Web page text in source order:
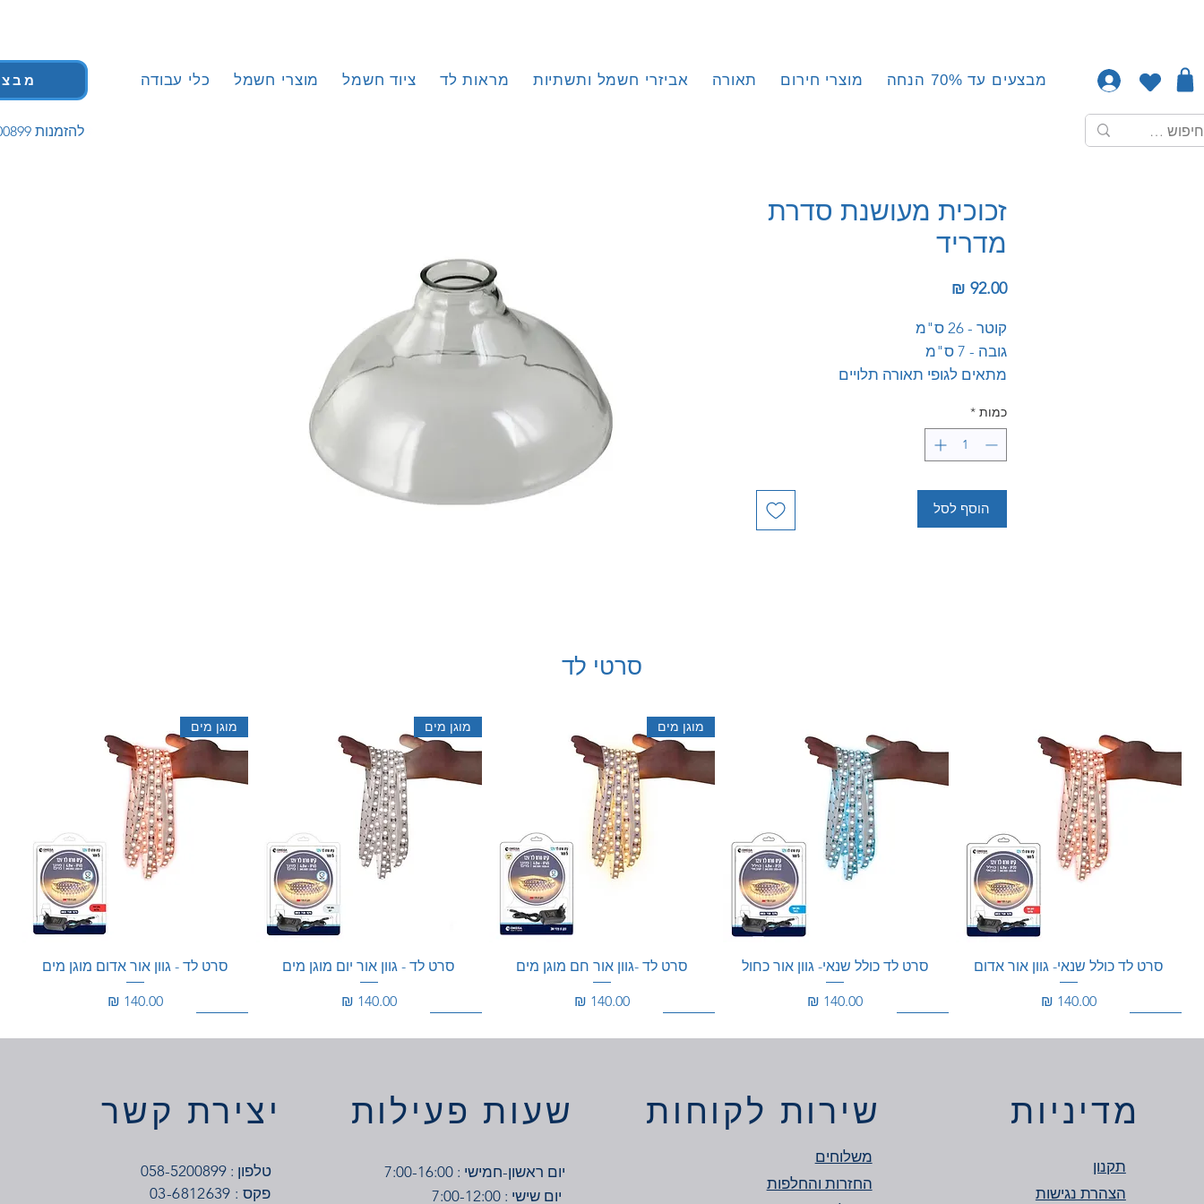
| 058-5200899 להזמנות
כלי עבודה מוצרי חשמל ציוד חשמל מראות לד אביזרי חשמל ותשתיות תאורה מוצרי חירום מבצעים עד 70% הנחה
זכוכית מעושנת סדרת
מדריד
‏92.00 ‏₪
קוטר - 26 ס"מ
גובה - 7 ס"מ
מתאים לגופי תאורה תלויים
כמות *
הוסף לסל
סרטי לד
סרט לד כולל שנאי- גוון אור אדום
מחיר‏140.00 ‏₪
סרט לד כולל שנאי- גוון אור כחול
מחיר
מוגן מים
סרט לד -גוון אור חם מוגן מים
מחיר
מוגן מים
סרט לד - גוון אור יום מוגן מים
מחיר‏140.00 ‏₪
מוגן מים
סרט לד - גוון אור אדום מוגן מים
מחיר
יצירת קשר
טלפון : 058-5200899
03-6812639 : פקס
שעות פעילות
יום ראשון-חמישי : 7:00-16:00
שירות לקוחות
משלוחים
החזרות והחלפות
מדיניות
תקנון
הצהרת נגישות